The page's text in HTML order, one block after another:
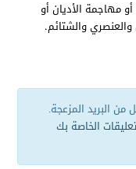
مهاجمة الأديان أو
والعنصري والشتائم.
البريد المزعجة.
الخاصة بك